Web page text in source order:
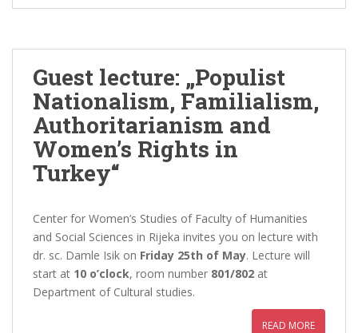
Guest lecture: „Populist
Nationalism, Familialism,
Authoritarianism and
Women’s Rights in
Turkey“
Center for Women’s Studies of Faculty of Humanities
and Social Sciences in Rijeka invites you on lecture with
dr. sc. Damle Isik on Friday 25th of May. Lecture will
start at 10 o’clock, room number 801/802 at
Department of Cultural studies.
READ MORE